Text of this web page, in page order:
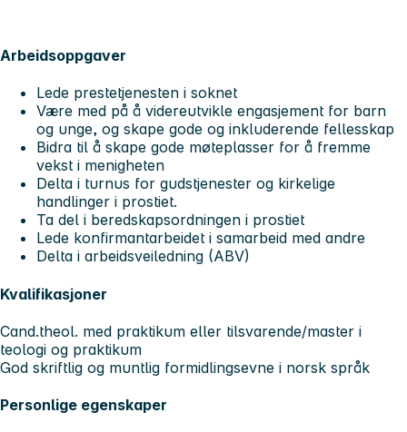
Arbeidsoppgaver
Lede prestetjenesten i soknet
Være med på å videreutvikle engasjement for barn
og unge, og skape gode og inkluderende fellesskap
Bidra til å skape gode møteplasser for å fremme
vekst i menigheten
Delta i turnus for gudstjenester og kirkelige
handlinger i prostiet.
Ta del i beredskapsordningen i prostiet
Lede konfirmantarbeidet i samarbeid med andre
Delta i arbeidsveiledning (ABV)
Kvalifikasjoner
Cand.theol. med praktikum eller tilsvarende/master i
teologi og praktikum
God skriftlig og muntlig formidlingsevne i norsk språk
Personlige egenskaper